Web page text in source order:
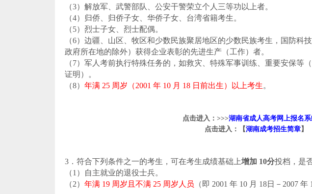
（3）解放军、武警部队、公安干警荣立个人三等功以上者。
（4）归侨、归侨子女、华侨子女、台湾省籍考生。
（5）烈士子女、烈士配偶。
（6）边疆、山区、牧区和少数民族聚居地区的少数民族考生，国防科
政府所在地的除外）获得企业表彰的先进生产（工作）者。
（7）军人考前执行特殊任务的，如救灾、特殊军事训练、重要安保等
证明）。
（8） 年满 25 周岁（2001 年 10 月 18 日前出生）以上考生。
点击进入：>>>湖南省成人高考网上报名
点击进入：【湖南成考招生简章】
3．符合下列条件之一的考生，可在考生成绩基础上增加 10分投档，是
（1）自主就业的退役士兵。
（2） 年满 19 周岁且不满 25 周岁人员 （即 2001 年 10 月 18日－2007 年